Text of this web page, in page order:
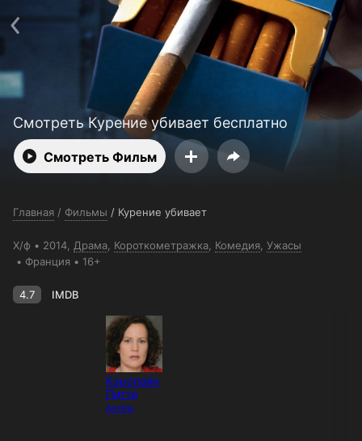
Смотреть Курение убивает бесплатно
Смотреть Фильм
Главная / Фильмы / Курение убивает
Х/ф 2014, Драма Короткометражка Комедия Ужасы
Франция
16+
4.7 IMDB
Кэролайн
Питти
Актёр
support@24h.tv
Пользовательское соглашение
Политика конфиденциальности
Для партнёров
Открыть приложение
Ввести промокод
Установить на ТВ
Бесплатные каналы Контакты